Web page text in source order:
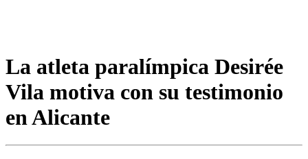
La atleta paralímpica Desirée
Vila motiva con su testimonio
en Alicante